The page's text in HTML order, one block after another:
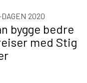
2020
bygge bedre
med Stig